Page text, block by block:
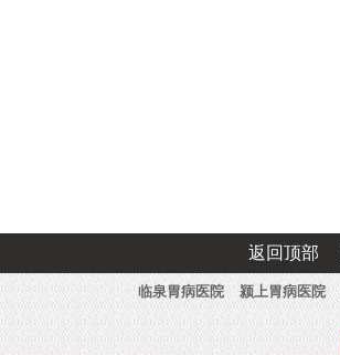
返回顶部
临泉胃病医院 颍上胃病医院